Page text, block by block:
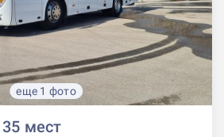
еще 1 фото
35 мест